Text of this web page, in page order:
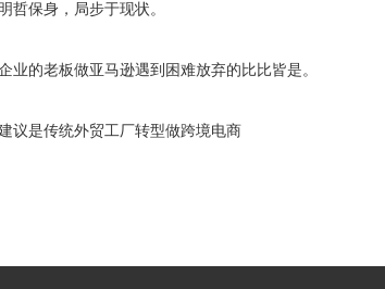
哲保身，局步于现状。
的老板做亚马逊遇到困难放弃的比比皆是。
是传统外贸工厂转型做跨境电商